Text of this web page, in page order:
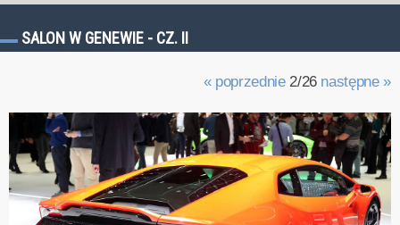
SALON W GENEWIE - CZ. II
« poprzednie2/26 następne »